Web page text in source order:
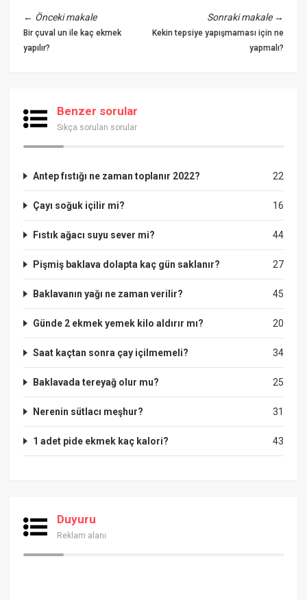
← Önceki makale
Bir çuval un ile kaç ekmek
yapılır?
Sonraki makale→
Kekin tepsiye yapışmaması için ne
yapmalı?
Benzer sorular
Sıkça sorulan sorular
22
Antep fıstığı ne zaman toplanır 2022?
16
Çayı soğuk içilir mi?
44
Fıstık ağacı suyu sever mi?
27
Pişmiş baklava dolapta kaç gün saklanır?
45
Baklavanın yağı ne zaman verilir?
20
Günde 2 ekmek yemek kilo aldırır mı?
34
Saat kaçtan sonra çay içilmemeli?
25
Baklavada tereyağ olur mu?
31
Nerenin sütlacı meşhur?
43
1 adet pide ekmek kaç kalori?
Duyuru
Reklam alanı